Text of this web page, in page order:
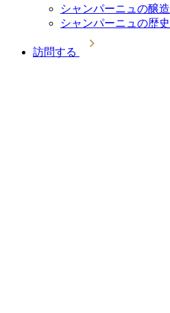
シャンパーニュの醸造
シャンパーニュの歴史
訪問する